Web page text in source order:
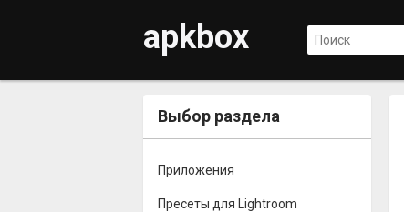
apkbox
Выбор раздела
Приложения
Пресеты для Lightroom